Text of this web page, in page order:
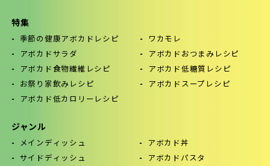
特集
季節の健康アボカドレシピ ワカモレ
アボカドサラダ アボカドおつまみレシピ
アボカド食物繊維レシピ アボカド低糖質レシピ
お祭り家飲みレシピ アボカドスープレシピ
アボカド低カロリーレシピ
ジャンル
メインディッシュ
サイドディッシュ
アボカド丼
アボカドパスタ